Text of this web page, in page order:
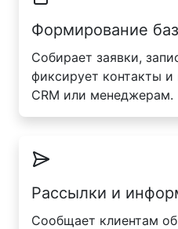
Формирование
Собирает заявки,
фиксирует контакты
CRM или менеджерам.
Рассылки и
Сообщает клиентам об